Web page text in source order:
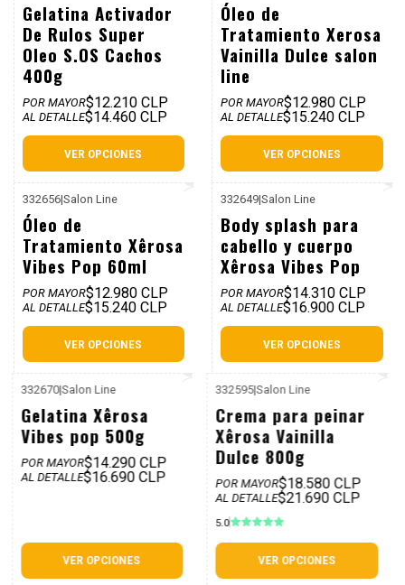
Gelatina Activador
De Rulos Super
Oleo S.OS Cachos
400g
POR MAYOR$12.210 CLP
AL DETALLE$14.460 CLP
VER OPCIONES
Óleo de
Tratamiento Xerosa
Vainilla Dulce salon
line
POR MAYOR$12.980 CLP
AL DETALLE$15.240 CLP
VER OPCIONES
332656|Salon Line
Óleo de
Tratamiento Xêrosa
Vibes Pop 60ml
POR MAYOR$12.980 CLP
AL DETALLE$15.240 CLP
VER OPCIONES
332649|Salon Line
Body splash para
cabello y cuerpo
Xêrosa Vibes Pop
POR MAYOR$14.310 CLP
AL DETALLE$16.900 CLP
VER OPCIONES
332670|Salon Line
Gelatina Xêrosa
Vibes pop 500g
POR MAYOR$14.290 CLP
AL DETALLE$16.690 CLP
VER OPCIONES
332595|Salon Line
Crema para peinar
Xêrosa Vainilla
Dulce 800g
POR MAYOR$18.580 CLP
AL DETALLE$21.690 CLP
5.0
VER OPCIONES